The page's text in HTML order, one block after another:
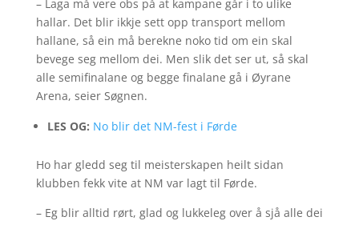
– Laga må vere obs på at kampane går i to ulike
hallar. Det blir ikkje sett opp transport mellom
hallane, så ein må berekne noko tid om ein skal
bevege seg mellom dei. Men slik det ser ut, så skal
alle semifinalane og begge finalane gå i Øyrane
Arena, seier Søgnen.
LES OG: No blir det NM-fest i Førde
Ho har gledd seg til meisterskapen heilt sidan
klubben fekk vite at NM var lagt til Førde.
– Eg blir alltid rørt, glad og lukkeleg over å sjå alle dei